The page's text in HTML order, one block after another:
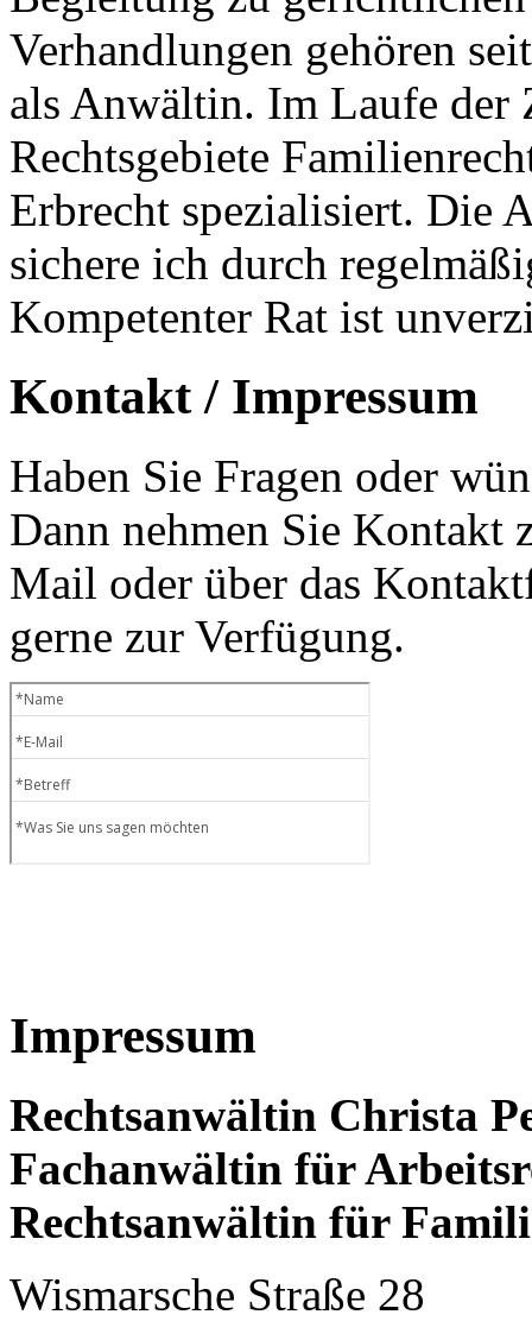
Verhandlungen gehören
als Anwältin. Im Laufe der
Rechtsgebiete
Erbrecht spezialisiert. Die
sichere ich durch
Kompetenter Rat ist
Kontakt / Impressum
Haben Sie Fragen oder
Dann nehmen Sie Kontakt
Mail oder über das
gerne zur Verfügung.
Impressum
Rechtsanwältin Christa
Fachanwältin für
Rechtsanwältin für
Wismarsche Straße 28